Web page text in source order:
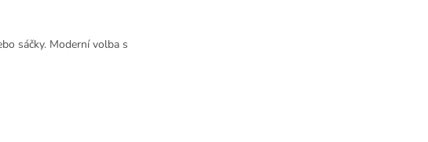
sáčky. Moderní volba s